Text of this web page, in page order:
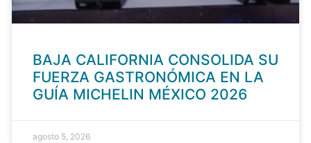
BAJA CALIFORNIA CONSOLIDA SU
FUERZA GASTRONÓMICA EN LA
GUÍA MICHELIN MÉXICO 2026
agosto 5, 2026